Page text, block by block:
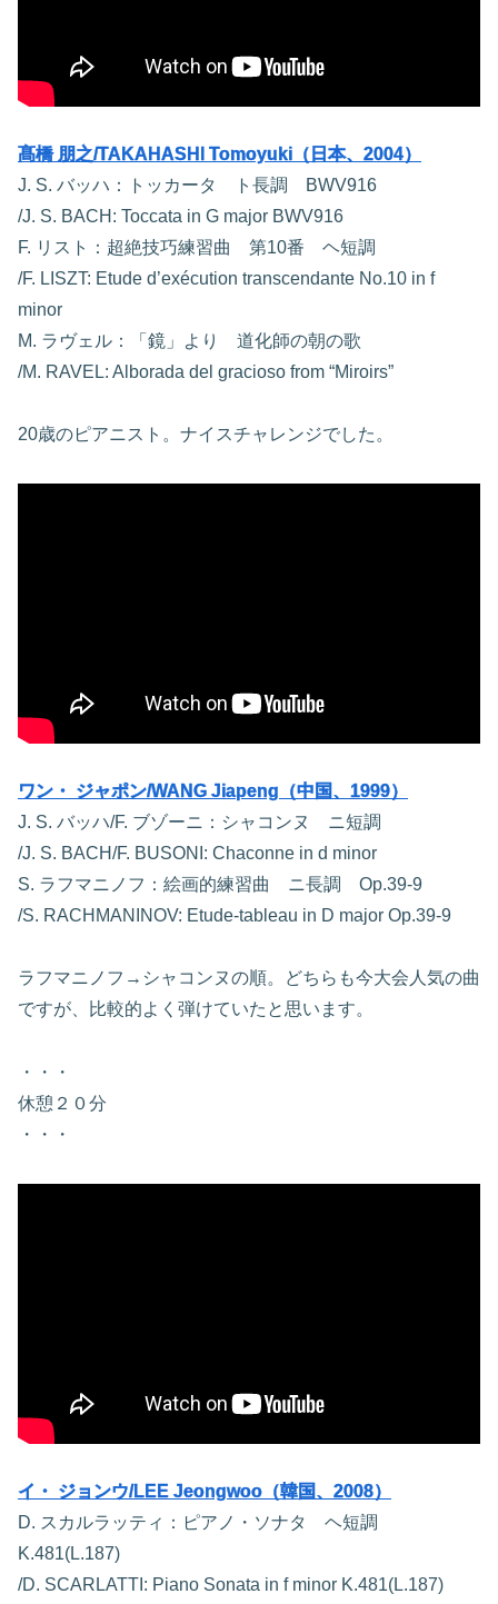
髙橋 朋之/TAKAHASHI Tomoyuki（日本、2004）
J. S. バッハ：トッカータ ト長調 BWV916
/J. S. BACH: Toccata in G major BWV916
F. リスト：超絶技巧練習曲 第10番 ヘ短調
/F. LISZT: Etude d’exécution transcendante No.10 in f
minor
M. ラヴェル：「鏡」より 道化師の朝の歌
/M. RAVEL: Alborada del gracioso from “Miroirs”
20歳のピアニスト。ナイスチャレンジでした。
ワン・ ジャポン/WANG Jiapeng（中国、1999）
J. S. バッハ/F. ブゾーニ：シャコンヌ ニ短調
/J. S. BACH/F. BUSONI: Chaconne in d minor
S. ラフマニノフ：絵画的練習曲 ニ長調 Op.39-9
/S. RACHMANINOV: Etude-tableau in D major Op.39-9
ラフマニノフ→シャコンヌの順。どちらも今大会人気の曲
ですが、比較的よく弾けていたと思います。
・・・
休憩２０分
・・・
イ・ ジョンウ/LEE Jeongwoo（韓国、2008）
D. スカルラッティ：ピアノ・ソナタ ヘ短調
K.481(L.187)
/D. SCARLATTI: Piano Sonata in f minor K.481(L.187)